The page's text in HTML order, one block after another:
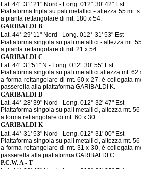
Lat. 44° 31' 21" Nord - Long. 012° 30' 42" Est
Piattaforma tripla su pali metallici - altezza 55 mt.
a pianta rettangolare di mt. 180 x 54.
GARIBALDI B
Lat. 44° 29' 11" Nord - Long. 012° 31' 53" Est
Piattaforma singola su pali metallici - altezza mt.
a pianta rettangolare di mt. 21 x 54.
GARIBALDI C
Lat. 44° 31'51" N - Long. 012° 30' 55" Est
Piattaforma singola su pali metallici altezza mt. 62
a forma rettangolare di mt. 60 x 27. è collegata
passerella alla piattaforma GARIBALDI K.
GARIBALDI D
Lat. 44° 28' 39" Nord - Long. 012° 32' 47" Est
Piattaforma singola su pali metallici, altezza mt. 56
a forma rettangolare di mt. 60 x 30.
GARIBALDI K
Lat. 44° 31' 53" Nord - Long. 012° 31' 00" Est
Piattaforma singola su pali metallici, altezza mt. 56
a forma rettangolare di mt. 31 x 30, è collegata
passerella alla piattaforma GARIBALDI C.
P.C.W. A - T